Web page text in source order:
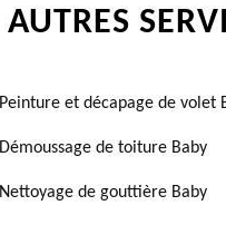
AUTRES
Peinture et décapage de volet
Démoussage de toiture Baby
Nettoyage de gouttière Baby